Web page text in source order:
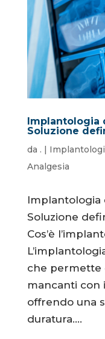
Implantologia
Soluzione
da . |
Analgesia
Implantologia
Soluzione
Cos’è
che permette
mancanti con
offrendo una
duratura....